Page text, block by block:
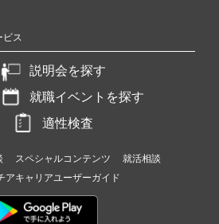
ビス
説明会を探す
就職イベントを探す
適性検査
スペシャルコンテンツ
就活相談
アキャリアユーザーガイド